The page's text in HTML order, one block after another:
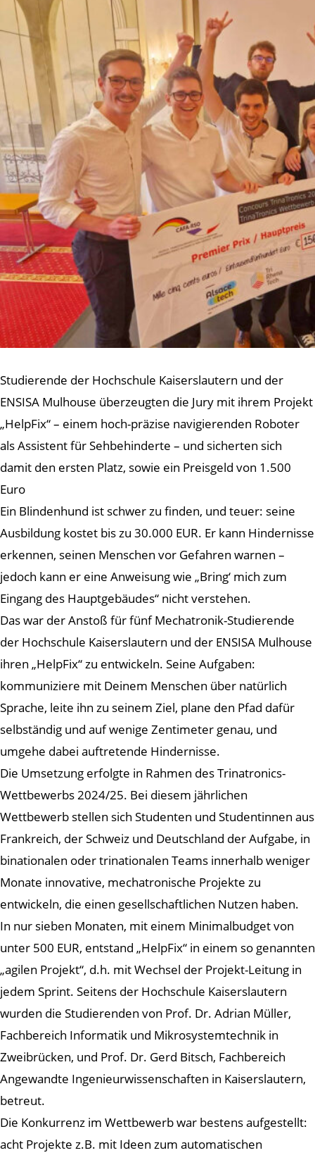
Studierende der Hochschule Kaiserslautern und der
ENSISA Mulhouse überzeugten die Jury mit ihrem Projekt
„HelpFix“ – einem hoch-präzise navigierenden Roboter
als Assistent für Sehbehinderte – und sicherten sich
damit den ersten Platz, sowie ein Preisgeld von 1.500
Euro
Ein Blindenhund ist schwer zu finden, und teuer: seine
Ausbildung kostet bis zu 30.000 EUR. Er kann Hindernisse
erkennen, seinen Menschen vor Gefahren warnen –
jedoch kann er eine Anweisung wie „Bring‘ mich zum
Eingang des Hauptgebäudes“ nicht verstehen.
Das war der Anstoß für fünf Mechatronik-Studierende
der Hochschule Kaiserslautern und der ENSISA Mulhouse
ihren „HelpFix“ zu entwickeln. Seine Aufgaben:
kommuniziere mit Deinem Menschen über natürlich
Sprache, leite ihn zu seinem Ziel, plane den Pfad dafür
selbständig und auf wenige Zentimeter genau, und
umgehe dabei auftretende Hindernisse.
Die Umsetzung erfolgte in Rahmen des Trinatronics-
Wettbewerbs 2024/25. Bei diesem jährlichen
Wettbewerb stellen sich Studenten und Studentinnen aus
Frankreich, der Schweiz und Deutschland der Aufgabe, in
binationalen oder trinationalen Teams innerhalb weniger
Monate innovative, mechatronische Projekte zu
entwickeln, die einen gesellschaftlichen Nutzen haben.
In nur sieben Monaten, mit einem Minimalbudget von
unter 500 EUR, entstand „HelpFix“ in einem so genannten
„agilen Projekt“, d.h. mit Wechsel der Projekt-Leitung in
jedem Sprint. Seitens der Hochschule Kaiserslautern
wurden die Studierenden von Prof. Dr. Adrian Müller,
Fachbereich Informatik und Mikrosystemtechnik in
Zweibrücken, und Prof. Dr. Gerd Bitsch, Fachbereich
Angewandte Ingenieurwissenschaften in Kaiserslautern,
betreut.
Die Konkurrenz im Wettbewerb war bestens aufgestellt:
acht Projekte z.B. mit Ideen zum automatischen